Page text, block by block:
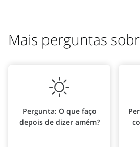
Mais perguntas
Pergunta: O que faço
depois de dizer amém?